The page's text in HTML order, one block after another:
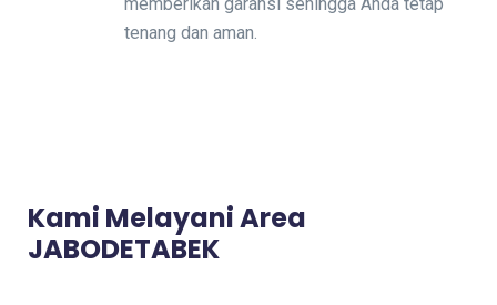
tenang dan aman.
Kami Melayani Area
JABODETABEK